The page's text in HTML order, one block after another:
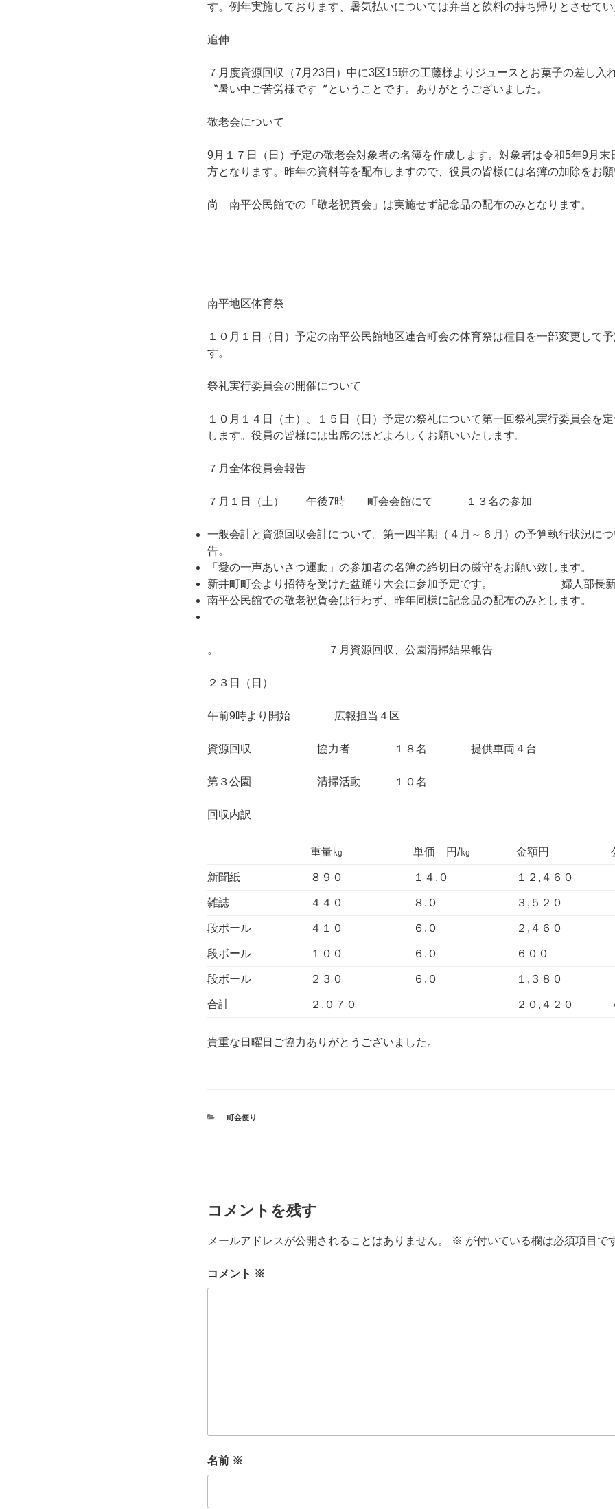
す。例年実施しております、暑気払いについては弁当と飲料の持ち帰りとさせて
追伸
７月度資源回収（7月23日）中に3区15班の工藤様よりジュースとお菓子の差し入
〝暑い中ご苦労様です〞ということです。ありがとうございました。
敬老会について
9月１７日（日）予定の敬老会対象者の名簿を作成します。対象者は令和5年9月末
方となります。昨年の資料等を配布しますので、役員の皆様には名簿の加除をお
尚 南平公民館での「敬老祝賀会」は実施せず記念品の配布のみとなります。
南平地区体育祭
１０月１日（日）予定の南平公民館地区連合町会の体育祭は種目を一部変更して
す。
祭礼実行委員会の開催について
１０月１４日（土）、１５日（日）予定の祭礼について第一回祭礼実行委員会を
します。役員の皆様には出席のほどよろしくお願いいたします。
７月全体役員会報告
７月１日（土） 午後7時 町会会館にて １３名の参加
一般会計と資源回収会計について。第一四半期（４月～６月）の予算執行状況に
告。
「愛の一声あいさつ運動」の参加者の名簿の締切日の厳守をお願い致します。
新井町町会より招待を受けた盆踊り大会に参加予定です。 婦人部長新
南平公民館での敬老祝賀会は行わず、昨年同様に記念品の配布のみとします。
。 ７月資源回収、公園清掃結果報告
２３日（日）
午前9時より開始 広報担当４区
資源回収 協力者 １８名 提供車両４台
第３公園 清掃活動 １０名
回収内訳
重量㎏ 単価 円/㎏ 金額円
新聞紙 ８９０ １４.０ １２,４６０
雑誌 ４４０ ８.０ ３,５２０
段ボール ４１０ ６.０ ２,４６０
段ボール １００ ６.０ ６００
段ボール ２３０ ６.０ １,３８０
合計 ２,０７０ ２０,４２０
貴重な日曜日ご協力ありがとうございました。
カ
町会便り
コメントを残す
メールアドレスが公開されることはありません。 ※ が付いている欄は必須項目で
コメント ※
名前 ※